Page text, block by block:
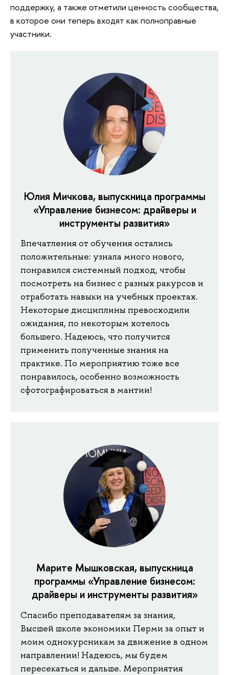
поддержку, а также отметили ценность сообщества,
в которое они теперь входят как полноправные
участники.
Юлия Мичкова, выпускница программы
«Управление бизнесом: драйверы и
инструменты развития»
Впечатления от обучения остались
положительные: узнала много нового,
понравился системный подход, чтобы
посмотреть на бизнес с разных ракурсов и
отработать навыки на учебных проектах.
Некоторые дисциплины превосходили
ожидания, по некоторым хотелось
большего. Надеюсь, что получится
применить полученные знания на
практике. По мероприятию тоже все
понравилось, особенно возможность
сфотографироваться в мантии!
Марите Мышковская, выпускница
программы «Управление бизнесом:
драйверы и инструменты развития»
Спасибо преподавателям за знания,
Высшей школе экономики Перми за опыт и
моим однокурсникам за движение в одном
направлении! Надеюсь, мы будем
пересекаться и дальше. Мероприятия